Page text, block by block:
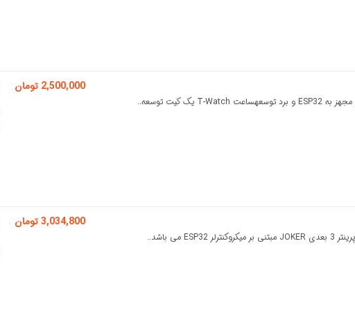
2,500,000 تومان
3,034,800 تومان